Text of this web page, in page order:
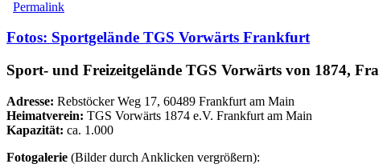
Permalink
Fotos: Sportgelände TGS Vorwärts Frankfurt
Sport- und Freizeitgelände TGS Vorwärts von 1874,
Adresse: Rebstöcker Weg 17, 60489 Frankfurt am Main
Heimatverein: TGS Vorwärts 1874 e.V. Frankfurt am Main
Kapazität: ca. 1.000
Fotogalerie (Bilder durch Anklicken vergrößern):